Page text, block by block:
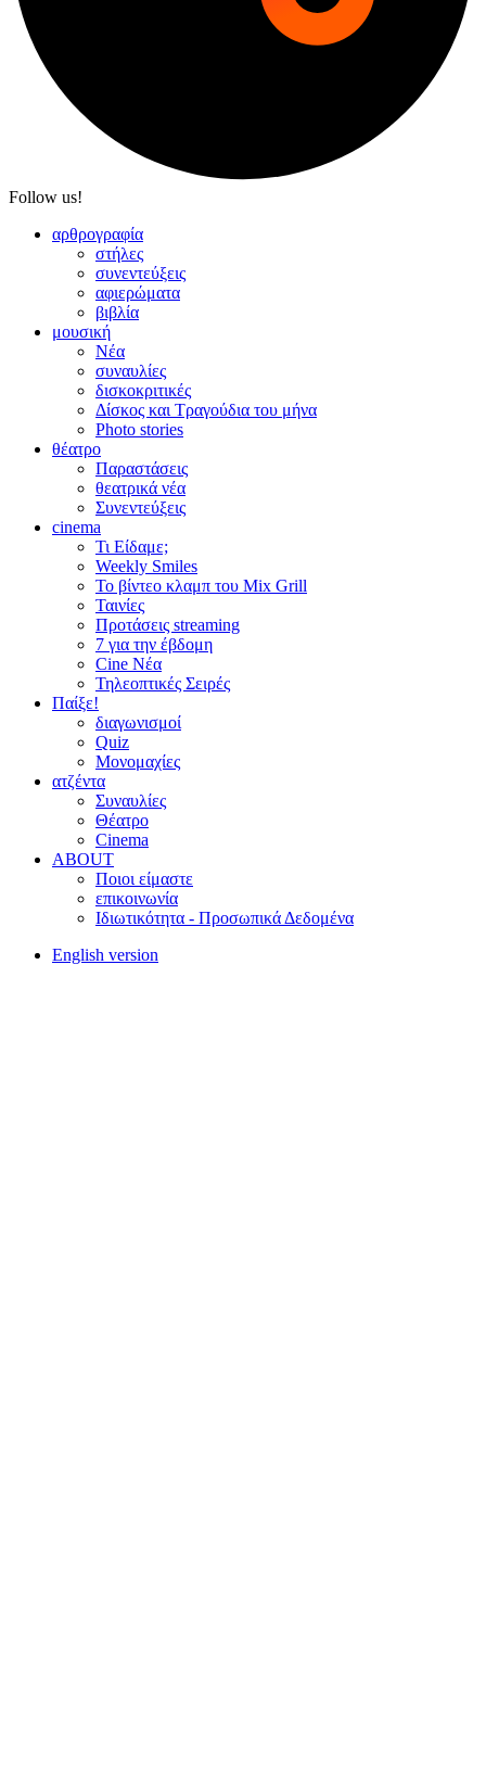
Follow us!
αρθρογραφία
στήλες
συνεντεύξεις
αφιερώματα
βιβλία
μουσική
Νέα
συναυλίες
δισκοκριτικές
Δίσκος και Τραγούδια του μήνα
Photo stories
θέατρο
Παραστάσεις
θεατρικά νέα
Συνεντεύξεις
cinema
Τι Είδαμε;
Weekly Smiles
Το βίντεο κλαμπ του Mix Grill
Ταινίες
Προτάσεις streaming
7 για την έβδομη
Cine Νέα
Τηλεοπτικές Σειρές
Παίξε!
διαγωνισμοί
Quiz
Μονομαχίες
ατζέντα
Συναυλίες
Θέατρο
Cinema
ABOUT
Ποιοι είμαστε
επικοινωνία
Ιδιωτικότητα - Προσωπικά Δεδομένα
English version